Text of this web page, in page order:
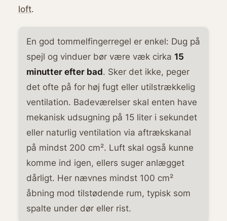
loft.
En god tommelfingerregel er enkel: Dug på
spejl og vinduer bør være væk cirka 15
minutter efter bad. Sker det ikke, peger
det ofte på for høj fugt eller utilstrækkelig
ventilation. Badeværelser skal enten have
mekanisk udsugning på 15 liter i sekundet
eller naturlig ventilation via aftrækskanal
på mindst 200 cm². Luft skal også kunne
komme ind igen, ellers suger anlægget
dårligt. Her nævnes mindst 100 cm²
åbning mod tilstødende rum, typisk som
spalte under dør eller rist.